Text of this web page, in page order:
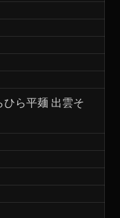
ひら平麺 出雲そ